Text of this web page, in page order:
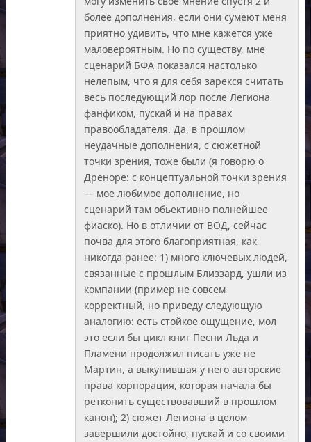
более дополнения, если они сумеют меня
приятно удивить, что мне кажется уже
маловероятным. Но по существу, мне
сценарий БФА показался настолько
нелепым, что я для себя зарекся считать
весь последующий лор после Легиона
фанфиком, пускай и на правах
правообладателя. Да, в прошлом
неудачные дополнения, с сюжетной
точки зрения, тоже были (я говорю о
Дреноре: с концептуальной точки зрения
— мое любимое дополнение, но
сценарий там обьективно полнейшее
фиаско). Но в отличии от ВОД, сейчас
почва для этого благоприятная, как
никогда ранее: 1) много ключевых людей,
связанные с прошлым Близзард, ушли из
компании (пример не совсем
корректный, но приведу следующую
аналогию: есть стойкое ощущение, мол
это если бы цикл книг Песни Льда и
Пламени продолжил писать уже не
Мартин, а выкупившая у него авторские
права корпорация, которая начала бы
ретконить существовавший в прошлом
канон); 2) сюжет Легиона в целом
завершили достойно, пускай и со своими